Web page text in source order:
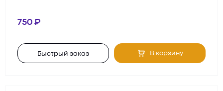
750
Быстрый заказ В корзину